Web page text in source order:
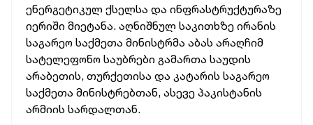
ენერგეტიკულ ქსელსა და ინფრასტრუქტურაზე
იერიში მიეტანა. აღნიშნულ საკითხზე ირანის
საგარეო საქმეთა მინისტრმა აბას არაღჩიმ
სატელეფონო საუბრები გამართა საუდის
არაბეთის, თურქეთისა და კატარის საგარეო
საქმეთა მინისტრებთან, ასევე პაკისტანის
არმიის სარდალთან.